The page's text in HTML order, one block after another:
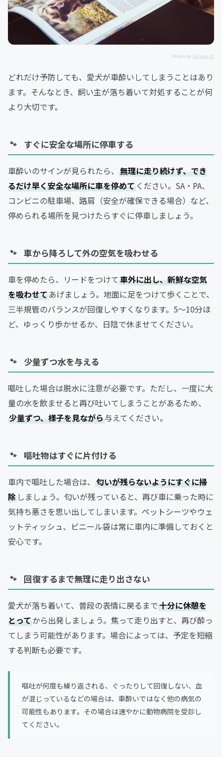
Photo by Unsplash
どれだけ予防しても、愛犬が車酔いしてしまうことはあり
ます。そんなとき、飼い主が落ち着いて対処することが何
より大切です。
すぐに安全な場所に停車する
車酔いのサインが見られたら、 無理に走り続けず、でき
るだけ早く安全な場所に車を停めて ください。SA・PA、
コンビニの駐車場、路肩（安全が確保できる場合）など、
停められる場所を見つけたらすぐに停車しましょう。
車から降ろして外の空気を吸わせる
車を停めたら、リードをつけて車外に出し、新鮮な空気
を吸わせてあげましょう。地面に足をつけて歩くことで、
三半規管のバランスが回復しやすくなります。5〜10分ほ
ど、ゆっくり歩かせるか、日陰で休ませてください。
少量ずつ水を与える
嘔吐した場合は脱水に注意が必要です。ただし、一度に大
量の水を飲ませると再び吐いてしまうことがあるため、
少量ずつ、様子を見ながら与えてください。
嘔吐物はすぐに片付ける
車内で嘔吐した場合は、 匂いが残らないようにすぐに掃
除 しましょう。匂いが残っていると、再び車に乗った時に
気持ち悪さを思い出してしまいます。ペットシーツやウェ
ットティッシュ、ビニール袋は常に車内に準備しておくと
安心です。
回復するまで無理に走り出さない
愛犬が落ち着いて、普段の表情に戻るまで十分に休憩を
とってから出発しましょう。焦って走り出すと、再び酔っ
てしまう可能性があります。場合によっては、予定を短縮
する判断も必要です。
嘔吐が何度も繰り返される、ぐったりして回復しない、血
が混じっているなどの場合は、車酔いではなく他の病気の
可能性もあります。その場合は速やかに動物病院を受診し
てください。